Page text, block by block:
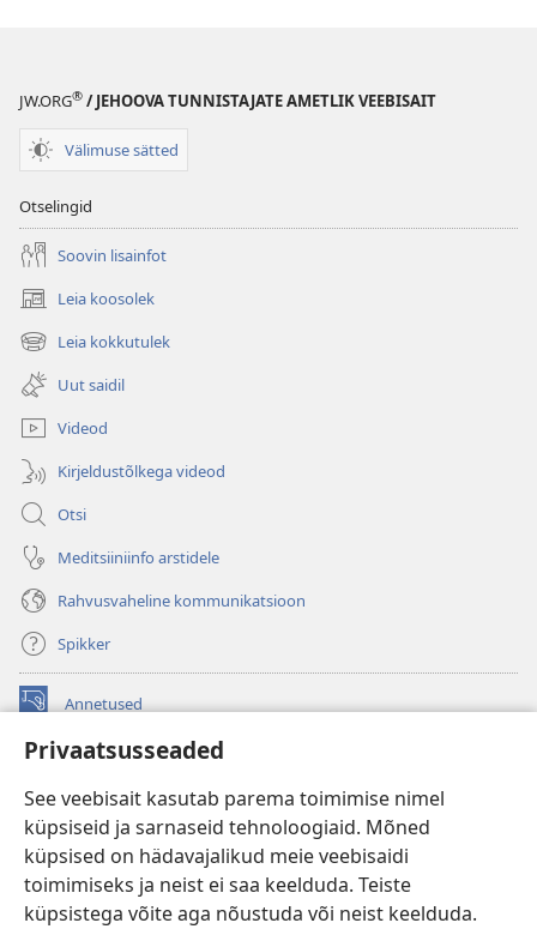
Privaatsusseaded
See veebisait kasutab parema toimimise nimel
küpsiseid ja sarnaseid tehnoloogiaid. Mõned
küpsised on hädavajalikud meie veebisaidi
toimimiseks ja neist ei saa keelduda. Teiste
küpsistega võite aga nõustuda või neist keelduda.
JW.ORG® / JEHOOVA TUNNISTAJATE AMETLIK VEEBISAIT
Välimuse sätted
Otselingid
Soovin lisainfot
Leia koosolek
(avab
uue
akna)
Leia kokkutulek
(avab
uue
akna)
Uut saidil
Videod
Kirjeldustõlkega videod
Otsi
Meditsiiniinfo arstidele
Rahvusvaheline kommunikatsioon
Spikker
Annetused
(avab
uue
akna)
uue
akna) JW Hub
(avab
uue
akna) JW Library